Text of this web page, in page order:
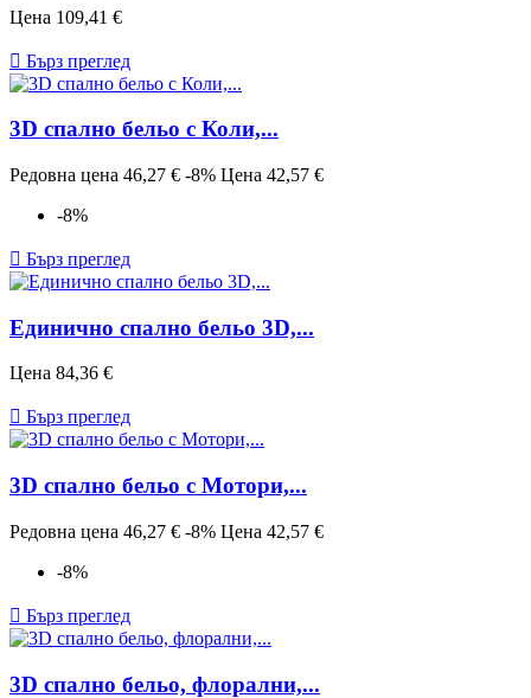
Цена 109,41 €
 Бърз преглед
3D спално бельо с Коли,...
Редовна цена 46,27 € -8% Цена 42,57 €
-8%
 Бърз преглед
Единично спално бельо 3D,...
Цена 84,36 €
 Бърз преглед
3D спално бельо с Мотори,...
Редовна цена 46,27 € -8% Цена 42,57 €
-8%
 Бърз преглед
3D спално бельо, флорални,...